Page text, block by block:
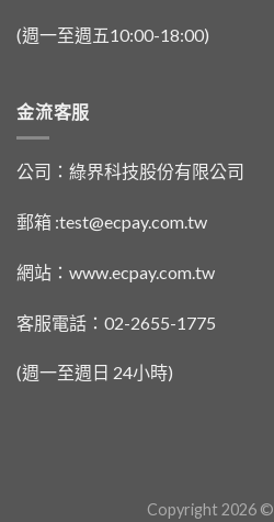
(週一至週五10:00-18:00)
金流客服
公司：綠界科技股份有限公司
郵箱 :test@ecpay.com.tw
網站：www.ecpay.com.tw
客服電話：02-2655-1775
(週一至週日 24小時)
Copyright 2026 ©